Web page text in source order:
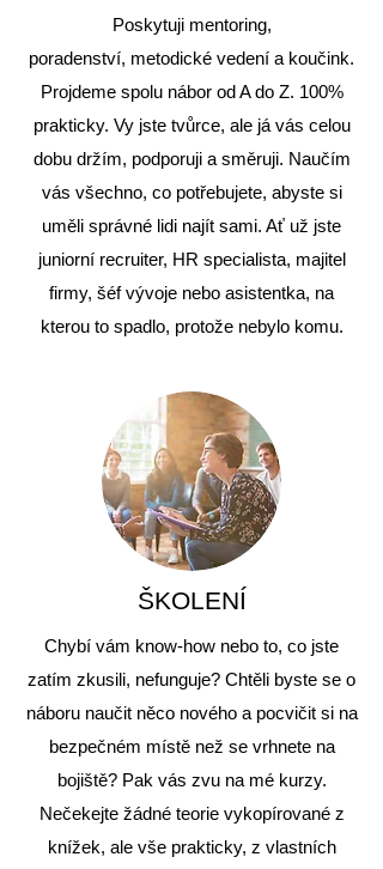
Poskytuji mentoring,
poradenství, metodické vedení a koučink.
Projdeme spolu nábor od A do Z. 100%
prakticky. Vy jste tvůrce, ale já vás celou
dobu držím, podporuji a směruji. Naučím
vás všechno, co potřebujete, abyste si
uměli správné lidi najít sami. Ať už jste
juniorní recruiter, HR specialista, majitel
firmy, šéf vývoje nebo asistentka, na
kterou to spadlo, protože nebylo komu.
​ŠKOLENÍ
Chybí vám know-how nebo to, co jste
zatím zkusili, nefunguje? Chtěli byste se o
náboru naučit něco nového a pocvičit si na
bezpečném místě než se vrhnete na
bojiště? Pak vás zvu na mé kurzy.
Nečekejte žádné teorie vykopírované z
knížek, ale vše prakticky, z vlastních